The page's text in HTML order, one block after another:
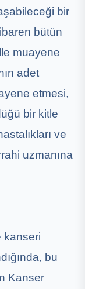
bir
bütün
muayene
adet
etmesi,
bir kitle
ve
uzmanına
kanseri
bu
Kanser